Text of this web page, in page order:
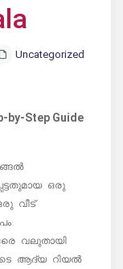
Uncategorized
by-Step Guide
ഒരു
വീട്
വലുതായി
ആദ്യ റിയൽ